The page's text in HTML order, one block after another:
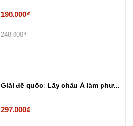
198.000₫
248.000₫
Giải đế quốc: Lấy châu Á làm phư...
297.000₫